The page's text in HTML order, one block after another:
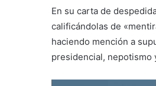
En su carta de
calificándolas de
haciendo mención a
presidencial, nepotismo